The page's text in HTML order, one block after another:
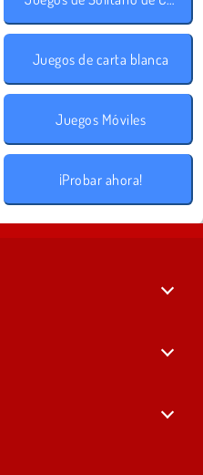
Juegos de carta blanca
Juegos Móviles
¡Probar ahora!